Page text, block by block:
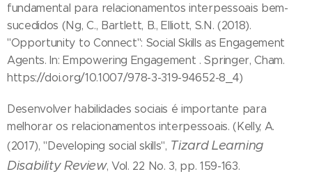
fundamental para relacionamentos interpessoais bem-
sucedidos (Ng, C., Bartlett, B., Elliott, S.N. (2018).
"Opportunity to Connect": Social Skills as Engagement
Agents. In: Empowering Engagement . Springer, Cham.
https://doi.org/10.1007/978-3-319-94652-8_4)
Desenvolver habilidades sociais é importante para
melhorar os relacionamentos interpessoais. (Kelly, A.
(2017), "Developing social skills", Tizard Learning
Disability Review, Vol. 22 No. 3, pp. 159-163.